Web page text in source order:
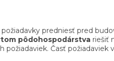
požiadavky predniesť pred
pôdohospodárstva riešiť
Časť